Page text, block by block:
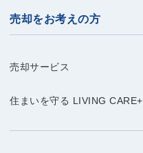
売却をお考えの方
売却サービス
住まいを守る LIVING CARE+